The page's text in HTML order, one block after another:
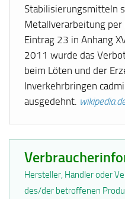
Stabilisierungsmitteln
Metallverarbeitung per
Eintrag 23 in Anhang
2011 wurde das
beim Löten und der
Inverkehrbringen
ausgedehnt.
Hersteller, Händler oder
des/der betroffenen